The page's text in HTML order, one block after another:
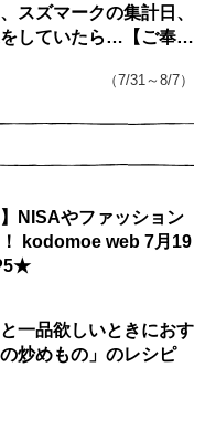
スズマークの集計日、
していたら…【ご奉仕
（7/31～8/7）
NISAやファッション
kodomoe web 7月19
一品欲しいときにおす
炒めもの」のレシピ